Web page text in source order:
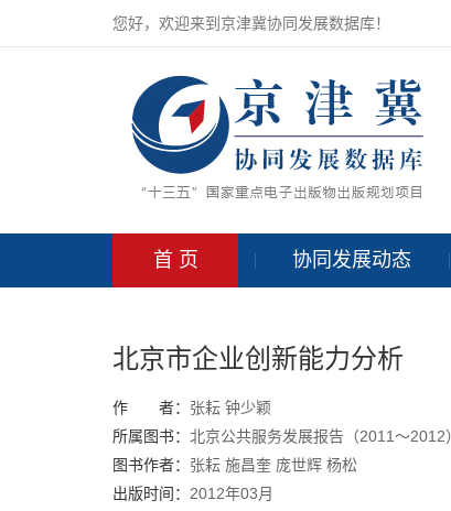
您好，欢迎来到京津冀协同发展数据库！
首 页 协同发展动态
北京市企业创新能力分析
作 者： 张耘 钟少颖
所属图书： 北京公共服务发展报告（2011～2012）
图书作者： 张耘 施昌奎 庞世辉 杨松
出版时间： 2012年03月